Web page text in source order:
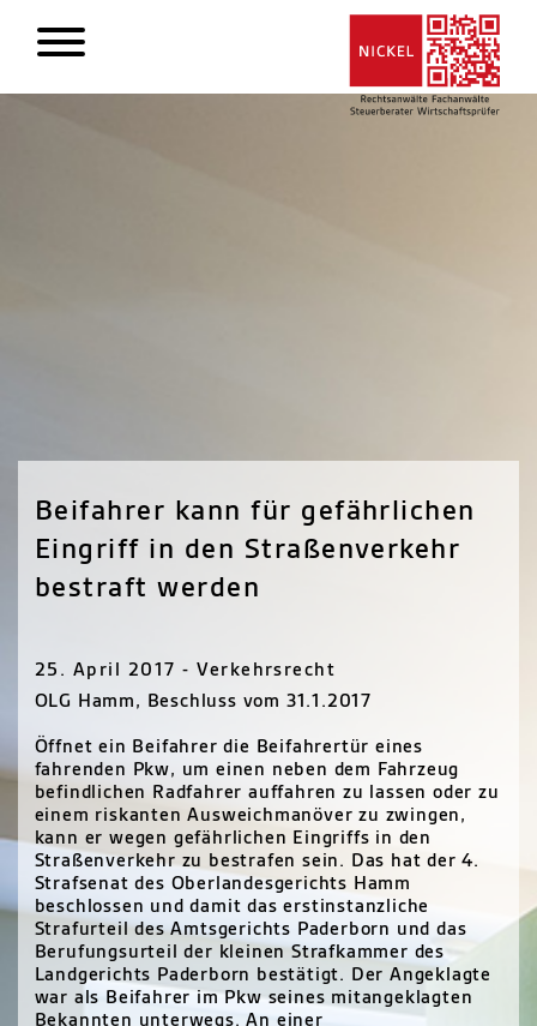
Beifahrer kann für gefährlichen
Eingriff in den Straßenverkehr
bestraft werden
25. April 2017 - Verkehrsrecht
OLG Hamm, Beschluss vom 31.1.2017
Öffnet ein Beifahrer die Beifahrertür eines
fahrenden Pkw, um einen neben dem Fahrzeug
befindlichen Radfahrer auffahren zu lassen oder zu
einem riskanten Ausweichmanöver zu zwingen,
kann er wegen gefährlichen Eingriffs in den
Straßenverkehr zu bestrafen sein. Das hat der 4.
Strafsenat des Oberlandesgerichts Hamm
beschlossen und damit das erstinstanzliche
Strafurteil des Amtsgerichts Paderborn und das
Berufungsurteil der kleinen Strafkammer des
Landgerichts Paderborn bestätigt. Der Angeklagte
war als Beifahrer im Pkw seines mitangeklagten
Bekannten unterwegs. An einer